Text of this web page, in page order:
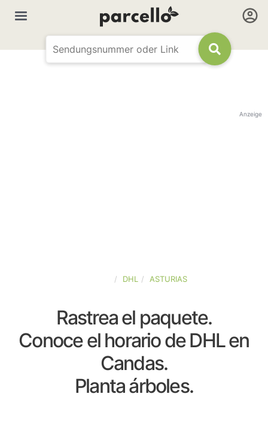
Anzeige
DHL ASTURIAS
Rastrea el paquete.
Conoce el horario de DHL en
Candas.
Planta árboles.